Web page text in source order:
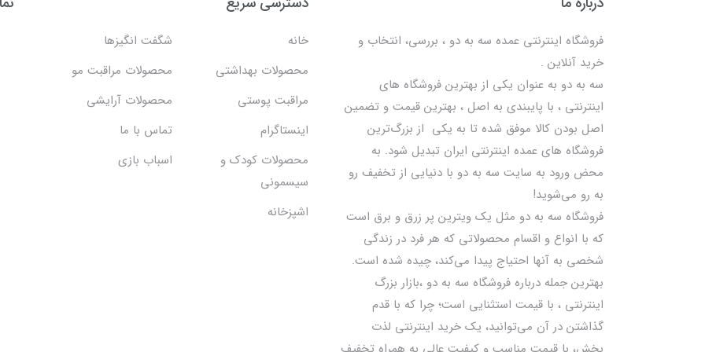
فروشگاه اینترنتی عمده سه به دو ، بررسی، انتخاب و
خرید آنلاین .
سه به دو به عنوان یکی از بهترين فروشگاه های
اینترنتی ، با پایبندی به اصل ، بهترين قيمت و تضمین
اصل‌ بودن کالا موفق شده تا به يكي از بزرگ‌ترين
فروشگاه هاي عمده اینترنتی ایران تبدیل شود. به
محض ورود به سایت سه به دو با دنیایی از تخفيف رو
به رو می‌شوید!
فروشگاه سه به دو مثل یک ویترین پر زرق و برق است
که با انواع و اقسام محصولاتی که هر فرد در زندگی
شخصی به آنها احتیاج پیدا می‌کند، چیده شده است.
بهترين جمله درباره فروشگاه سه به دو ،بازار بزرگ
اینترنتی ، با قيمت استثنايي است؛ چرا که با قدم
گذاشتن در آن می‌توانید، یک خرید اینترنتی لذت
خانه
شگفت انگيزها
محصولات بهداشتي
محصولات مراقبت مو
مراقبت پوستی
محصولات آرایشی
اینستاگرام
تماس با ما
محصولات کودک و
سیسمونی
اسباب بازی
اشپزخانه